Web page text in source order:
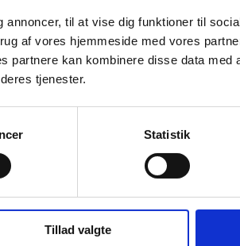
til at vise dig funktioner til
af vores hjemmeside med vores
partnere kan kombinere disse data med
tjenester.
Statistik
Tillad valgte